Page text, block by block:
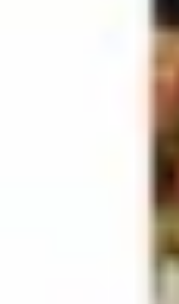
Citrouilles et Fantômes